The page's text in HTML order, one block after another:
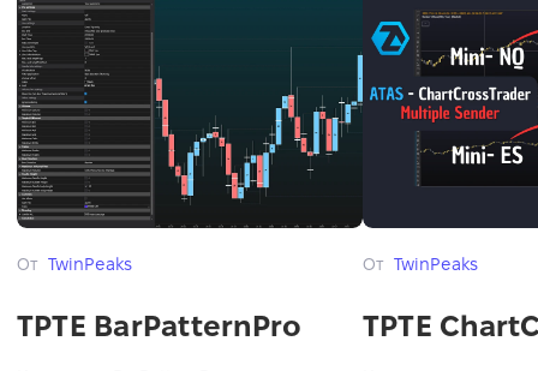
От TwinPeaks
TPTE BarPatternPro
От TwinPeaks
TPTE